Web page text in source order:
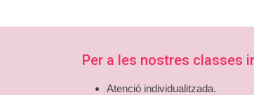
Per a les nostres classes
Atenció individualitzada.